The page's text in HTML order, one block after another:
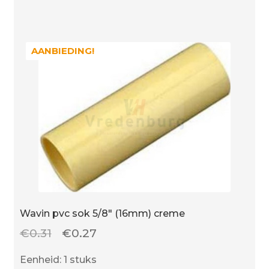
AANBIEDING!
Wavin pvc sok 5/8″ (16mm) creme
AANBIEDING!
€0.31
Oorspronkelijke
€0.27Huidige
Eenheid: 1 stuks